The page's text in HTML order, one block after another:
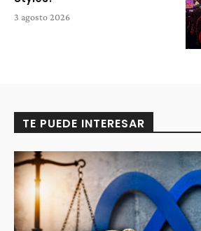
3 agosto 2026
TE PUEDE INTERESAR